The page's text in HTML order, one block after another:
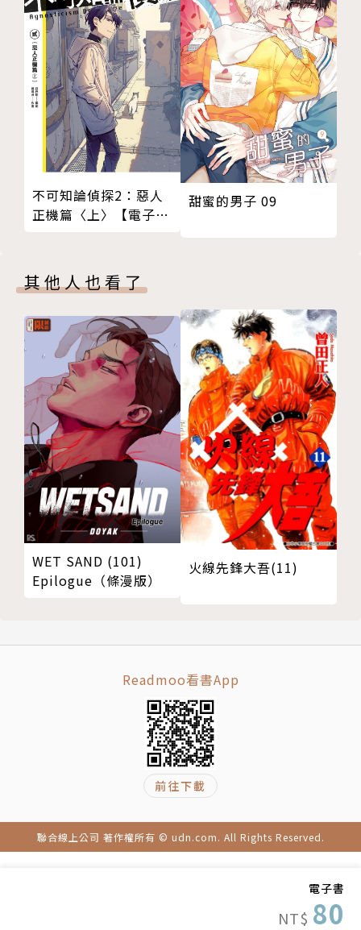
電子書
NT$ 80
不可知論偵探2：惡人
正機篇〈上〉【電子特
甜蜜的男子 09
其他人也看了
WET SAND (101)
Epilogue（條漫版）
火線先鋒大吾(11)
Readmoo看書App
前往下載
聯合線上公司 著作權所有 © udn.com. All Rights Reserved.